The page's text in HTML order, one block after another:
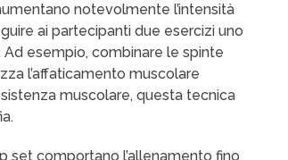
notevolmente l’intensità
ai partecipanti due esercizi uno
esempio, combinare le spinte
l’affaticamento muscolare
muscolare, questa tecnica
set comportano l’allenamento fino